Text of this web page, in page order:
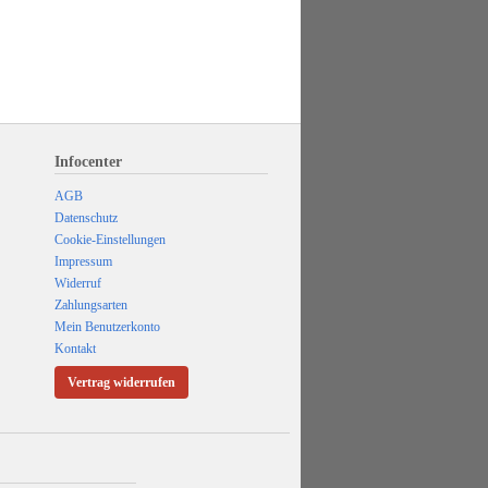
Infocenter
AGB
Datenschutz
Cookie-Einstellungen
Impressum
Widerruf
Zahlungsarten
Mein Benutzerkonto
Kontakt
Vertrag widerrufen